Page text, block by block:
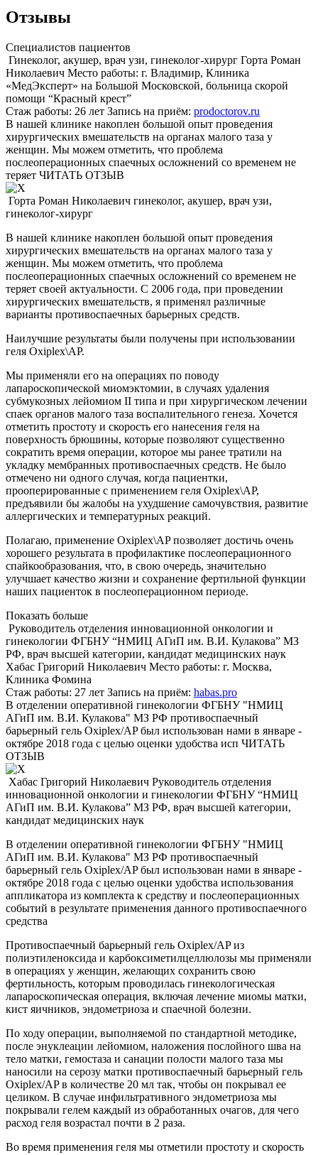
Отзывы
Специалистов пациентов
Гинеколог, акушер, врач узи, гинеколог-хирург Горта Роман
Николаевич Место работы: г. Владимир, Клиника
«МедЭксперт» на Большой Московской, больница скорой
помощи “Красный крест”
Стаж работы: 26 лет Запись на приём: prodoctorov.ru
В нашей клинике накоплен большой опыт проведения
хирургических вмешательств на органах малого таза у
женщин. Мы можем отметить, что проблема
послеоперационных спаечных осложнений со временем не
теряет ЧИТАТЬ ОТЗЫВ
Горта Роман Николаевич гинеколог, акушер, врач узи,
гинеколог-хирург
В нашей клинике накоплен большой опыт проведения
хирургических вмешательств на органах малого таза у
женщин. Мы можем отметить, что проблема
послеоперационных спаечных осложнений со временем не
теряет своей актуальности. С 2006 года, при проведении
хирургических вмешательств, я применял различные
варианты противоспаечных барьерных средств.
Наилучшие результаты были получены при использовании
геля Oxiplex\AP.
Мы применяли его на операциях по поводу
лапароскопической миомэктомии, в случаях удаления
субмукозных лейомиом II типа и при хирургическом лечении
спаек органов малого таза воспалительного генеза. Хочется
отметить простоту и скорость его нанесения геля на
поверхность брюшины, которые позволяют существенно
сократить время операции, которое мы ранее тратили на
укладку мембранных противоспаечных средств. Не было
отмечено ни одного случая, когда пациентки,
прооперированные с применением геля Oxiplex\AP,
предъявили бы жалобы на ухудшение самочувствия, развитие
аллергических и температурных реакций.
Полагаю, применение Oxiplex\AP позволяет достичь очень
хорошего результата в профилактике послеоперационного
спайкообразования, что, в свою очередь, значительно
улучшает качество жизни и сохранение фертильной функции
наших пациенток в послеоперационном периоде.
Показать больше
Руководитель отделения инновационной онкологии и
гинекологии ФГБНУ “НМИЦ АГиП им. В.И. Кулакова” МЗ
РФ, врач высшей категории, кандидат медицинских наук
Хабас Григорий Николаевич Место работы: г. Москва,
Клиника Фомина
Стаж работы: 27 лет Запись на приём: habas.pro
В отделении оперативной гинекологии ФГБНУ "НМИЦ
АГиП им. В.И. Кулакова" МЗ РФ противоспаечный
барьерный гель Oxiplex/AP был использован нами в январе -
октябре 2018 года с целью оценки удобства исп ЧИТАТЬ
ОТЗЫВ
Хабас Григорий Николаевич Руководитель отделения
инновационной онкологии и гинекологии ФГБНУ “НМИЦ
АГиП им. В.И. Кулакова” МЗ РФ, врач высшей категории,
кандидат медицинских наук
В отделении оперативной гинекологии ФГБНУ "НМИЦ
АГиП им. В.И. Кулакова" МЗ РФ противоспаечный
барьерный гель Oxiplex/AP был использован нами в январе -
октябре 2018 года с целью оценки удобства использования
аппликатора из комплекта к средству и послеоперационных
событий в результате применения данного противоспаечного
средства
Противоспаечный барьерный гель Oxiplex/AP из
полиэтиленоксида и карбоксиметилцеллюлозы мы применяли
в операциях у женщин, желающих сохранить свою
фертильность, которым проводилась гинекологическая
лапароскопическая операция, включая лечение миомы матки,
кист яичников, эндометриоза и спаечной болезни.
По ходу операции, выполняемой по стандартной методике,
после энуклеации лейомиом, наложения послойного шва на
тело матки, гемостаза и санации полости малого таза мы
наносили на серозу матки противоспаечный барьерный гель
Oxiplex/AP в количестве 20 мл так, чтобы он покрывал ее
целиком. В случае инфильтративного эндометриоза мы
покрывали гелем каждый из обработанных очагов, для чего
расход геля возрастал почти в 2 раза.
Во время применения геля мы отметили простоту и скорость